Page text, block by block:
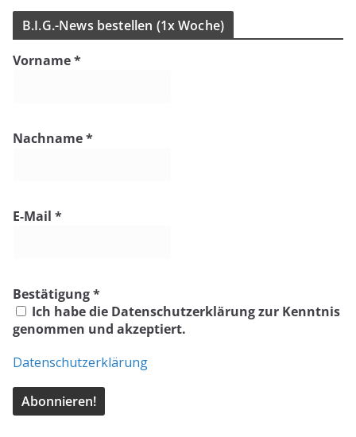
e
B.I.G.-News bestel­len (1x Woche)
Vorname*
Nachname*
E-Mail *
Bestätigung*
Ich habe die Datenschutzerklärung zur Kenntnis
genommen und akzeptiert.
Datenschutzerklärung